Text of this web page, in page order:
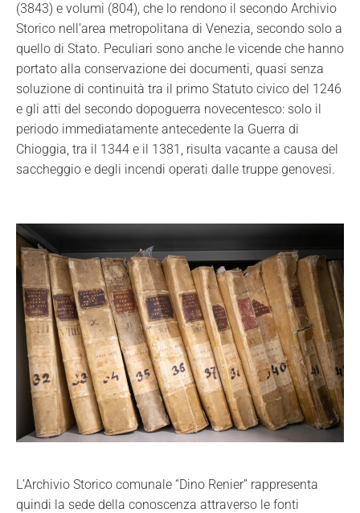
(3843) e volumi (804), che lo rendono il secondo Archivio
Storico nell’area metropolitana di Venezia, secondo solo a
quello di Stato. Peculiari sono anche le vicende che hanno
portato alla conservazione dei documenti, quasi senza
soluzione di continuità tra il primo Statuto civico del 1246
e gli atti del secondo dopoguerra novecentesco: solo il
periodo immediatamente antecedente la Guerra di
Chioggia, tra il 1344 e il 1381, risulta vacante a causa del
saccheggio e degli incendi operati dalle truppe genovesi.
L’Archivio Storico comunale “Dino Renier” rappresenta
quindi la sede della conoscenza attraverso le fonti